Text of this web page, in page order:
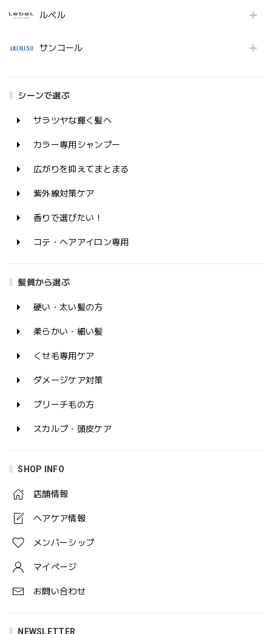
ルベル
サンコール
シーンで選ぶ
サラツヤな輝く髪へ
カラー専用シャンプー
広がりを抑えてまとまる
紫外線対策ケア
香りで選びたい！
コテ・ヘアアイロン専用
髪質から選ぶ
硬い・太い髪の方
柔らかい・細い髪
くせ毛専用ケア
ダメージケア対策
ブリーチ毛の方
スカルプ・頭皮ケア
SHOP INFO
店舗情報
ヘアケア情報
メンバーシップ
マイページ
お問い合わせ
NEWSLETTER